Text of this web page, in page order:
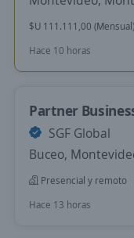
$U 111.111,00 (Mensual)
Hace 10 horas
Partner
SGF Global
Buceo,
Presencial y remoto
Hace 13 horas